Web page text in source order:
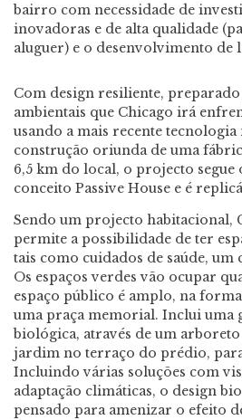
bairro com necessidade de
inovadoras e de alta qualidade
aluguer) e o desenvolvimento de
Com design resiliente, preparado
ambientais que Chicago irá
usando a mais recente
construção oriunda de uma
6,5 km do local, o projecto segue
conceito Passive House e é
Sendo um projecto habitacional,
permite a possibilidade de ter
tais como cuidados de saúde, um
Os espaços verdes vão ocupar
espaço público é amplo, na
uma praça memorial. Inclui uma
biológica, através de um
jardim no terraço do prédio,
Incluindo várias soluções com
adaptação climáticas, o design
pensado para amenizar o efeito